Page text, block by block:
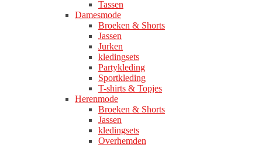
Tassen
Damesmode
Broeken & Shorts
Jassen
Jurken
kledingsets
Partykleding
Sportkleding
T-shirts & Topjes
Herenmode
Broeken & Shorts
Jassen
kledingsets
Overhemden